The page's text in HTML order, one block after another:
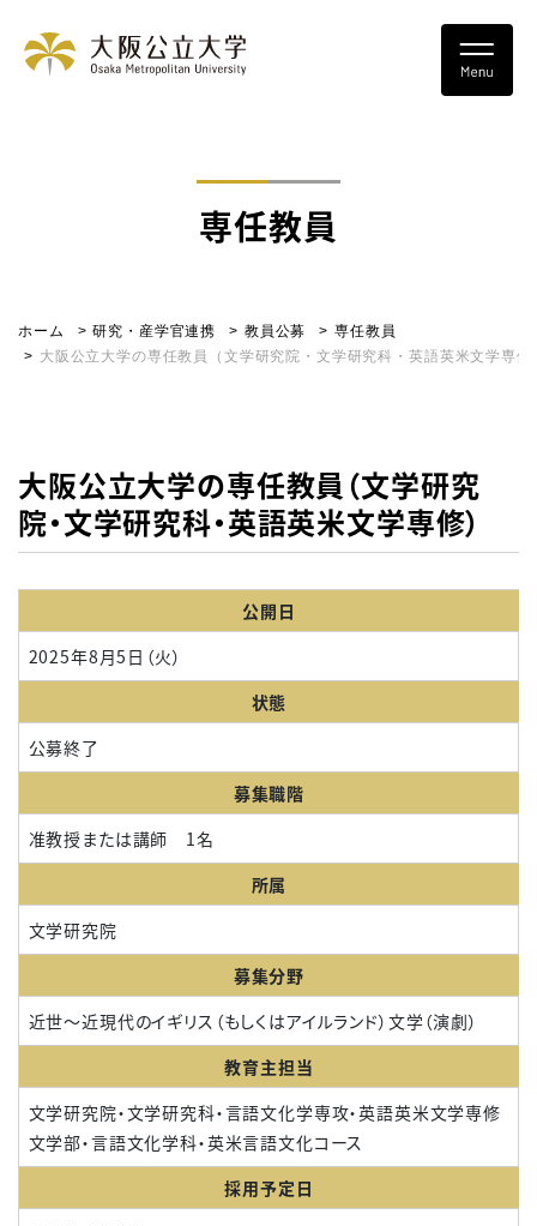
専任教員
ホーム 研究・産学官連携 教員公募
専任教員
大阪公立大学の専任教員（文学研究院・文学研究科・英語英米文学専修
大阪公立大学の専任教員（文学研究
院・文学研究科・英語英米文学専修）
公開日
2025年8月5日（火）
状態
公募終了
募集職階
准教授または講師 1名
所属
文学研究院
募集分野
近世～近現代のイギリス（もしくはアイルランド）文学（演劇）
教育主担当
文学研究院・文学研究科・言語文化学専攻・英語英米文学専修
文学部・言語文化学科・英米言語文化コース
採用予定日